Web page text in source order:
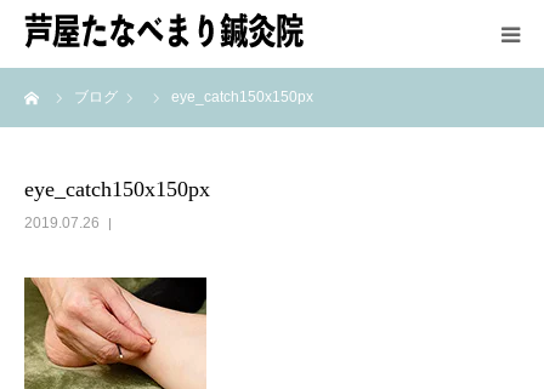
ブログ eye_catch150x150px
eye_catch150x150px
2019.07.26
HOME
メニュー＆料金
アクセス